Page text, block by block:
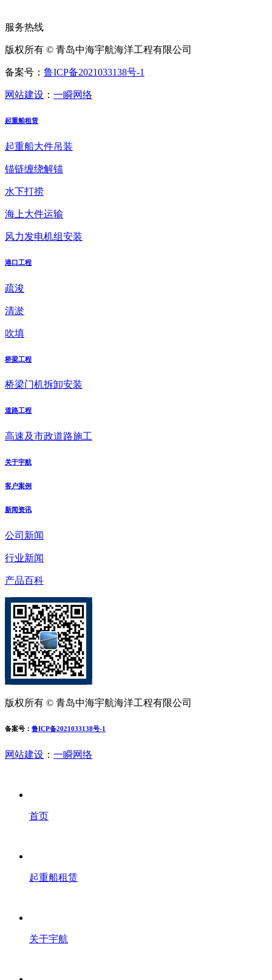
服务热线
版权所有 © 青岛中海宇航海洋工程有限公司
备案号： 鲁ICP备2021033138号-1
网站建设 ： 一瞬网络
起重船租赁
起重船大件吊装
锚链缠绕解锚
水下打捞
海上大件运输
风力发电机组安装
港口工程
疏浚
清淤
吹填
桥梁工程
桥梁门机拆卸安装
道路工程
高速及市政道路施工
关于宇航
客户案例
新闻资讯
公司新闻
行业新闻
产品百科
版权所有 © 青岛中海宇航海洋工程有限公司
备案号： 鲁ICP备2021033138号-1
网站建设 ： 一瞬网络
首页
起重船租赁
关于宇航